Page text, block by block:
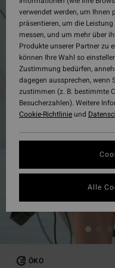
ÖKO
verwendet werden, um Ihnen
präsentieren, um die
messen, und um mehr über
Produkte unserer Partner zu
können Ihre Wahl so
Zustimmung bedürfen,
dagegen aussprechen, wenn
zustimmen (z. B. bestimmte
Besucherzahlen). Weitere
Cookie-Richtlinieund
Alle